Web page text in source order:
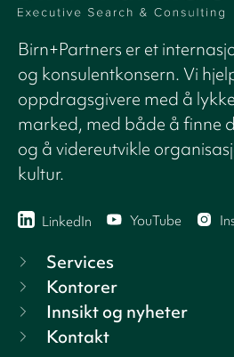
Birn+Partners er et
og konsulentkonsern. Vi
oppdragsgivere med å
marked, med både å finne
og å videreutvikle
kultur.
LinkedIn YouTube
Services
Kontorer
Innsikt og nyheter
Kontakt